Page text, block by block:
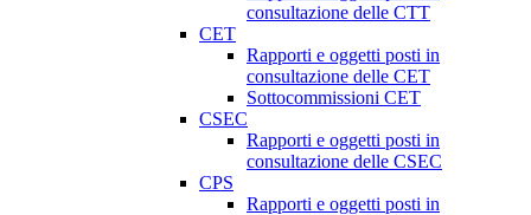
consultazione delle CTT
CET
Rapporti e oggetti posti in
consultazione delle CET
Sottocommissioni CET
CSEC
Rapporti e oggetti posti in
consultazione delle CSEC
CPS
Rapporti e oggetti posti in